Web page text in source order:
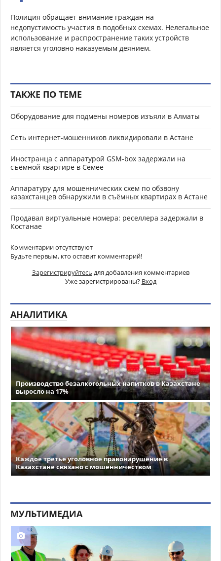
Полиция обращает внимание граждан на
недопустимость участия в подобных схемах. Нелегальное
использование и распространение таких устройств
является уголовно наказуемым деянием.
ТАКЖЕ ПО ТЕМЕ
Оборудование для подмены номеров изъяли в Алматы
Сеть интернет-мошенников ликвидировали в Астане
Иностранца с аппаратурой GSM-box задержали на
съёмной квартире в Семее
Аппаратуру для мошеннических схем по обзвону
казахстанцев обнаружили в съёмных квартирах в Астане
Продавал виртуальные номера: реселлера задержали в
Костанае
Комментарии отсутствуют
Будьте первым, кто оставит комментарий!
Зарегистрируйтесь для добавления комментариев
Уже зарегистрированы? Вход
АНАЛИТИКА
Производство безалкогольных напитков в Казахстане
выросло на 17%
Каждое третье уголовное правонарушение в
Казахстане связано с мошенничеством
МУЛЬТИМЕДИА